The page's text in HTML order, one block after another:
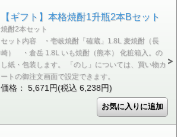
【ギフト】本格焼酎1升瓶2本Bセット
焼酎2本セット
セット内容 ・壱岐焼酎「確蔵」1.8L 麦焼酎（長
崎） ・倉岳 1.8L いも焼酎（熊本） 化粧箱入。の
し紙・包装します。 「のし」については、買い物カ
ートの御注文画面で設定できます。
価格： 5,671円(税込 6,238円)